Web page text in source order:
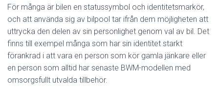
För många är bilen en statussymbol och identitetsmarkör,
och att använda sig av bilpool tar ifrån dem möjligheten att
uttrycka den delen av sin personlighet genom val av bil. Det
finns till exempel många som har sin identitet starkt
förankrad i att vara en person som kör gamla jänkare eller
en person som alltid har senaste BWM-modellen med
omsorgsfullt utvalda tillbehör.